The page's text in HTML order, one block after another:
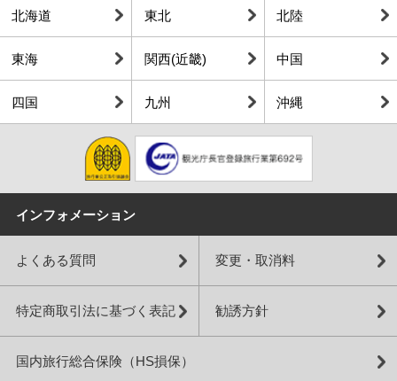
北海道 東北 北陸
東海 関西(近畿) 中国
四国 九州 沖縄
インフォメーション
よくある質問 変更・取消料
特定商取引法に基づく表記 勧誘方針
国内旅行総合保険（HS損保）